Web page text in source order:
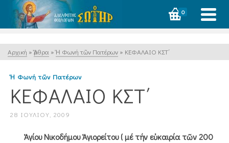
0
Αρχική » Ἄρθρα » Ἡ Φωνή τῶν Πατέρων » ΚΕΦΑΛΑΙΟ ΚΣΤ΄
Ἡ Φωνή τῶν Πατέρων
ΚΕΦΑΛΑΙΟ ΚΣΤ΄
28 ΙΟΥΛΊΟΥ, 2009
Ἁγίου Νικοδήμου Ἁγιορείτου ( μέ τήν εὐκαιρία τῶν 200